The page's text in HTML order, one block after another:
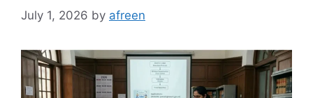
July 1, 2026 by afreen